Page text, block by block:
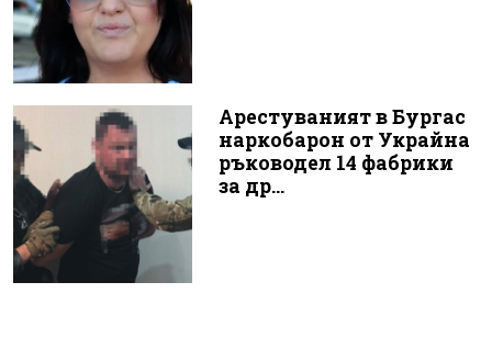
Арестуваният в Бургас
наркобарон от Украйна
ръководел 14 фабрики
за др...